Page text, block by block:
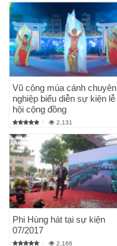
Vũ công múa cánh chuyên
nghiệp biểu diễn sự kiện lễ
hội cộng đồng
2,131
Phi Hùng hát tại sự kiện
07/2017
2,166